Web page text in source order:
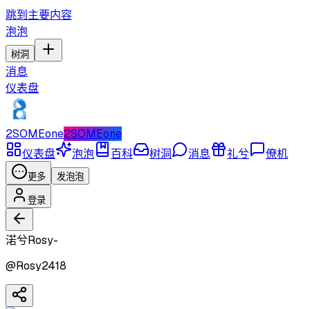
跳到主要内容
泡泡
树洞
消息
仪表盘
2SOMEone2SOMEone
仪表盘
泡泡 百科 树洞 消息 礼兮 僚机
更多 发泡泡
登录
渃兮Rosy-
@Rosy2418